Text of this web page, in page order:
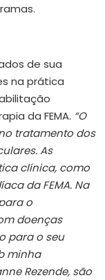
de sua
na prática
da FEMA. “O
tratamento dos
As
clínica, como
da FEMA. Na
o
doenças
para o seu
minha
Rezende, são